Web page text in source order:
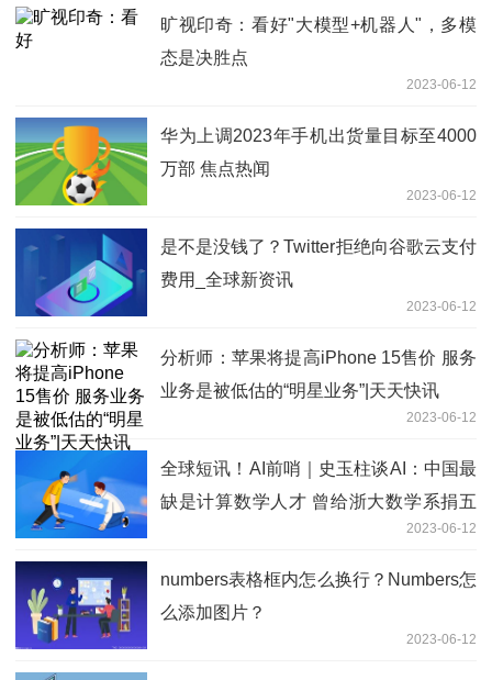
旷视印奇：看好"大模型+机器人"，多模
态是决胜点
2023-06-12
华为上调2023年手机出货量目标至4000
万部 焦点热闻
2023-06-12
是不是没钱了？Twitter拒绝向谷歌云支付
费用_全球新资讯
2023-06-12
分析师：苹果将提高iPhone 15售价 服务
业务是被低估的“明星业务”|天天快讯
2023-06-12
全球短讯！AI前哨｜史玉柱谈AI：中国最
缺是计算数学人才 曾给浙大数学系捐五
2023-06-12
numbers表格框内怎么换行？Numbers怎
么添加图片？
2023-06-12